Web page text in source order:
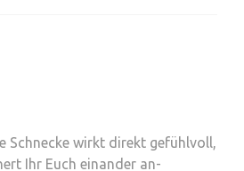
Schnecke wirkt direkt gefühlvoll,
Ihr Euch einander an-